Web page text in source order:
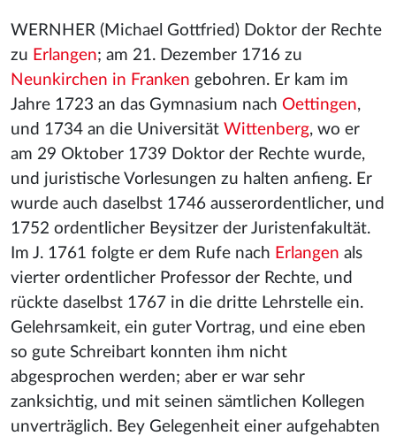
WERNHER (Michael Gottfried) Doktor der Rechte
zu Erlangen; am 21. Dezember 1716 zu
Neunkirchen in Franken gebohren. Er kam im
Jahre 1723 an das Gymnasium nach Oettingen,
und 1734 an die Universität Wittenberg, wo er
am 29 Oktober 1739 Doktor der Rechte wurde,
und juristische Vorlesungen zu halten anfieng. Er
wurde auch daselbst 1746 ausserordentlicher, und
1752 ordentlicher Beysitzer der Juristenfakultät.
Im J. 1761 folgte er dem Rufe nach Erlangen als
vierter ordentlicher Professor der Rechte, und
rückte daselbst 1767 in die dritte Lehrstelle ein.
Gelehrsamkeit, ein guter Vortrag, und eine eben
so gute Schreibart konnten ihm nicht
abgesprochen werden; aber er war sehr
zanksichtig, und mit seinen sämtlichen Kollegen
unverträglich. Bey Gelegenheit einer aufgehabten